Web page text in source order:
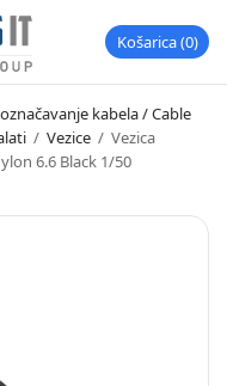
Košarica 0
kabela / Cable
/ Vezice / Vezica
6.6 Black 1/50